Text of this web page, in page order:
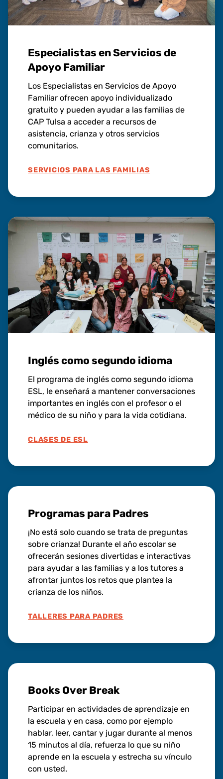
Especialistas en Servicios de
Apoyo Familiar
Los Especialistas en Servicios de Apoyo
Familiar ofrecen apoyo individualizado
gratuito y pueden ayudar a las familias de
CAP Tulsa a acceder a recursos de
asistencia, crianza y otros servicios
comunitarios.
SERVICIOS PARA LAS FAMILIAS
Inglés como segundo idioma
El programa de inglés como segundo idioma
ESL, le enseñará a mantener conversaciones
importantes en inglés con el profesor o el
médico de su niño y para la vida cotidiana.
CLASES DE ESL
Programas para Padres
¡No está solo cuando se trata de preguntas
sobre crianza! Durante el año escolar se
ofrecerán sesiones divertidas e interactivas
para ayudar a las familias y a los tutores a
afrontar juntos los retos que plantea la
crianza de los niños.
TALLERES PARA PADRES
Books Over Break
Participar en actividades de aprendizaje en
la escuela y en casa, como por ejemplo
hablar, leer, cantar y jugar durante al menos
15 minutos al día, refuerza lo que su niño
aprende en la escuela y estrecha su vínculo
con usted.